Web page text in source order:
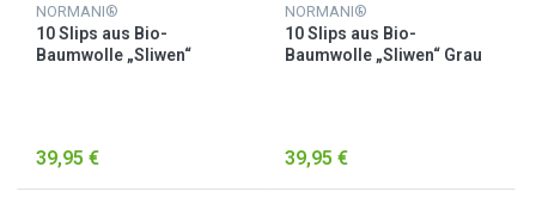
NORMANI®
10 Slips aus Bio-
Baumwolle „Sliwen“
39,95 €
NORMANI®
10 Slips aus Bio-
Baumwolle „Sliwen“ Grau
39,95 €